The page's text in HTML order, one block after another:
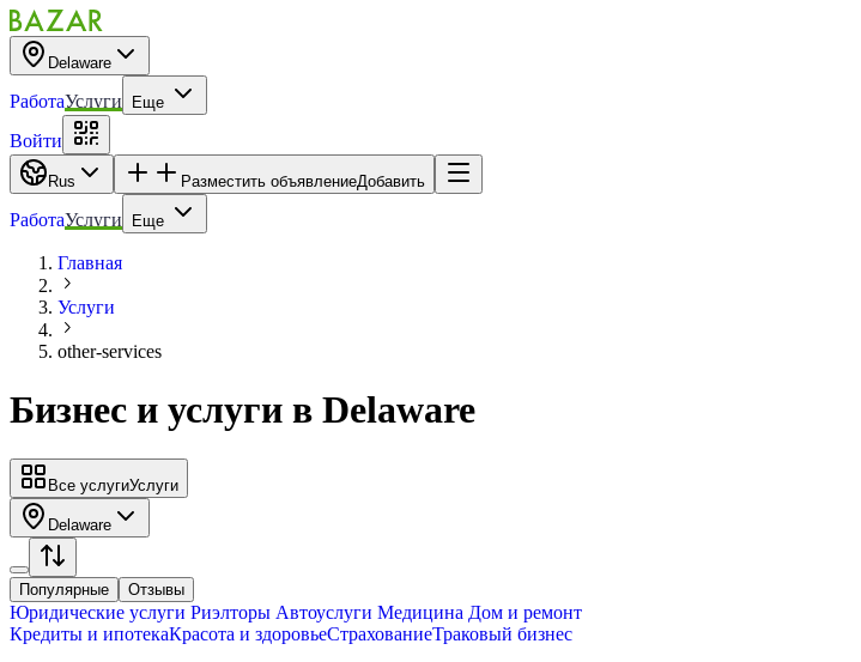
Delaware
РаботаУслуги Еще
Войти
Rus Разместить объявлениеДобавить
РаботаУслуги Еще
Главная
Услуги
other-services
Бизнес и услуги в Delaware
Все услугиУслуги
Delaware
Популярные Отзывы
Юридические услуги Риэлторы Автоуслуги Медицина Дом и ремонт
Кредиты и ипотекаКрасота и здоровьеСтрахованиеТраковый бизнес